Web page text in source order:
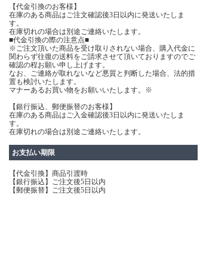
【代金引換のお客様】
在庫のある商品はご注文確認後3日以内に発送いたしま
す。
在庫切れの場合は別途ご連絡いたします。
■代金引換の際の注意点■
※ご注文頂いた商品を受け取りされない場合、購入代金に
関わらず往復の送料をご請求させて頂いておりますのでご
確認の程お願い申し上げます。
なお、ご連絡が取れないなど悪質と判断した場合、法的措
置も検討いたします。
マナーあるお買い物をお願いいたします。※
【銀行振込、郵便振替のお客様】
在庫のある商品はご入金確認後3日以内に発送いたしま
す。
在庫切れの場合は別途ご連絡いたします。
お支払い期限
【代金引換】商品引渡時
【銀行振込】ご注文後5日以内
【郵便振替】ご注文後5日以内